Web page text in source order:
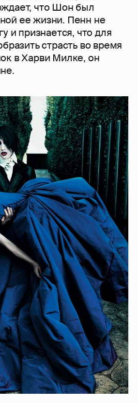
что Шон был
ее жизни. Пенн не
и признается, что для
страсть во время
в Харви Милке, он